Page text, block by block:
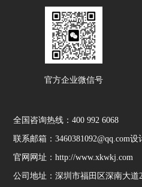
官方企业微信号
全国咨询热线：400 992 6068
联系邮箱：3460381092@qq.com设
官网网址：http://www.xkwkj.com
公司地址：深圳市福田区深南大道